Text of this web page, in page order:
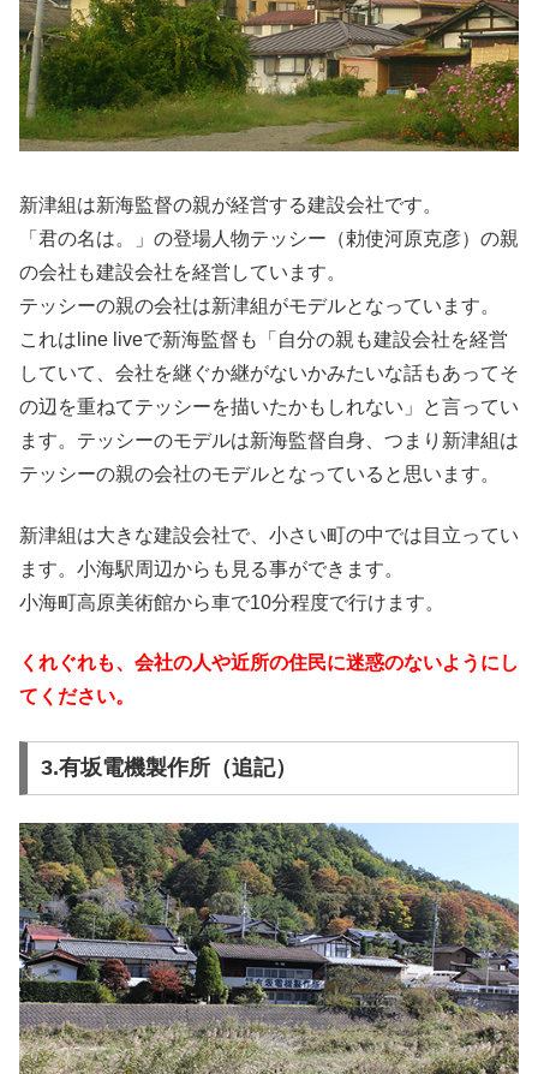
新津組は新海監督の親が経営する建設会社です。
「君の名は。」の登場人物テッシー（勅使河原克彦）の親
の会社も建設会社を経営しています。
テッシーの親の会社は新津組がモデルとなっています。
これはline liveで新海監督も「自分の親も建設会社を経営
していて、会社を継ぐか継がないかみたいな話もあってそ
の辺を重ねてテッシーを描いたかもしれない」と言ってい
ます。テッシーのモデルは新海監督自身、つまり新津組は
テッシーの親の会社のモデルとなっていると思います。
新津組は大きな建設会社で、小さい町の中では目立ってい
ます。小海駅周辺からも見る事ができます。
小海町高原美術館から車で10分程度で行けます。
くれぐれも、会社の人や近所の住民に迷惑のないようにし
てください。
3.有坂電機製作所（追記）